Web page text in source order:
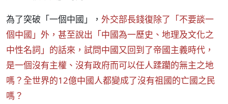
為了突破「一個中國」， 外交部長錢復除了「不要談一
個中國」外，甚至說出「中國為一歷史、地理及文化之
中性名詞」的話來，試問中國又回到了帝國主義時代，
是一個沒有主權、沒有政府而可以任人蹂躪的無主之地
嗎？全世界的12億中國人都變成了沒有祖國的亡國之民
嗎？